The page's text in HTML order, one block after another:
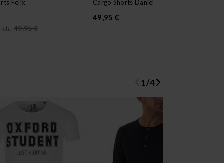
Felix
49,95 €
Cargo Shorts Daniel
49,95 €
1/4